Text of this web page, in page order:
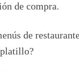
de compra.
de